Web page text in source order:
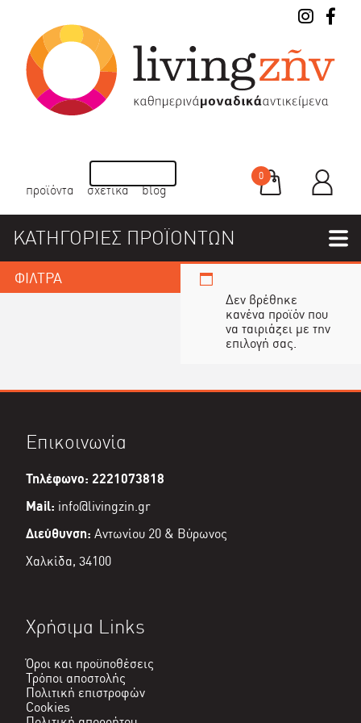
προϊόντα σχετικά blog
0
ΚΑΤΗΓΟΡΙΕΣ ΠΡΟΪΟΝΤΩΝ
ΦΙΛΤΡΑ
Δεν βρέθηκε
κανένα προϊόν που
να ταιριάζει με την
επιλογή σας.
Επικοινωνία
Τηλέφωνο: 2221073818
Mail: info@livingzin.gr
Διεύθυνση: Αντωνίου 20 & Βύρωνος
Χαλκίδα, 34100
Χρήσιμα Links
Όροι και προϋποθέσεις
Τρόποι αποστολής
Πολιτική επιστροφών
Cookies